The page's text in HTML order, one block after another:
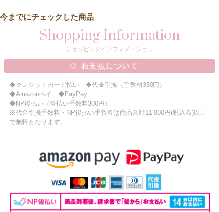
今までにチェックした商品
Shopping Information
ショッピングインフォメーション
◆クレジットカード払い ◆代金引換（手数料350円）
◆Amazonペイ ◆PayPay
◆NP後払い（後払い手数料300円）
※代金引換手数料・NP後払い手数料は商品合計11,000円(税込み)以上
で無料となります。